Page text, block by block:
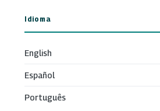
Idioma
English
Español
Português